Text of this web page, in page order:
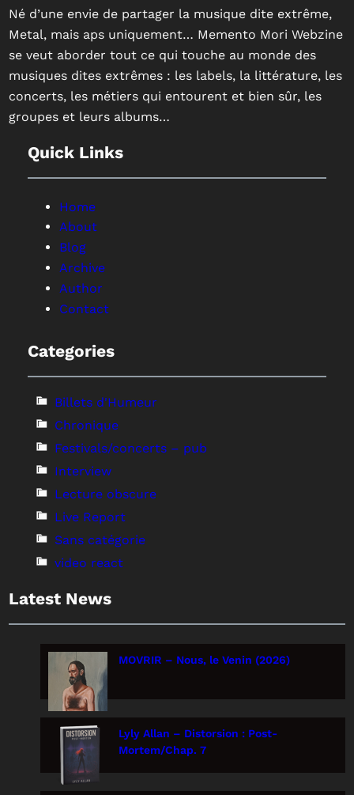
Né d’une envie de partager la musique dite extrême,
Metal, mais aps uniquement… Memento Mori Webzine
se veut aborder tout ce qui touche au monde des
musiques dites extrêmes : les labels, la littérature, les
concerts, les métiers qui entourent et bien sûr, les
groupes et leurs albums…
Quick Links
Home
About
Blog
Archive
Author
Contact
Categories
Billets d'Humeur
Chronique
Festivals/concerts – pub
Interview
Lecture obscure
Live Report
Sans catégorie
video react
Latest News
MOVRIR – Nous, le Venin (2026)
Lyly Allan – Distorsion : Post-
Mortem/Chap. 7